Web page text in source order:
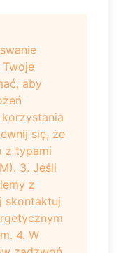
aby
się, że
z typami
3. Jeśli
z
skontaktuj
4. W